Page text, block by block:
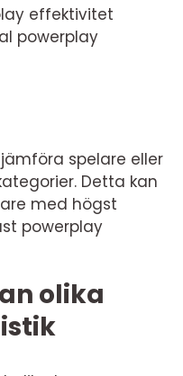
effektivitet
powerplay
spelare eller
Detta kan
med högst
powerplay
olika